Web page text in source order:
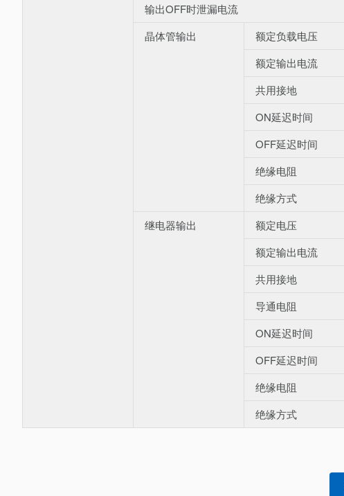
输出OFF时泄漏电流
晶体管输出
额定负载电压
额定输出电流
共用接地
ON延迟时间
OFF延迟时间
绝缘电阻
绝缘方式
继电器输出
额定电压
额定输出电流
共用接地
导通电阻
ON延迟时间
OFF延迟时间
绝缘电阻
绝缘方式